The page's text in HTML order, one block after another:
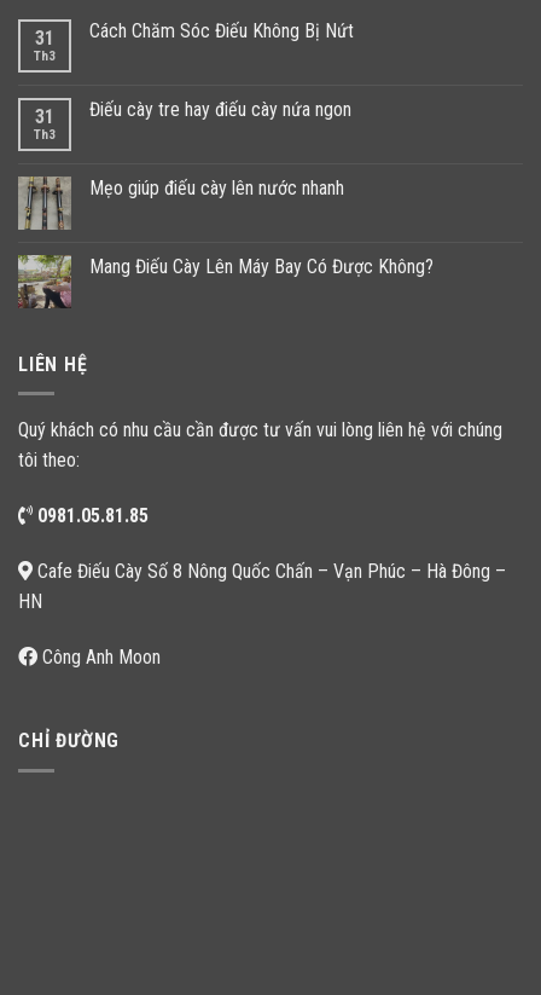
31
Th3
Cách Chăm Sóc Điếu Không Bị Nứt
31
Th3
Điếu cày tre hay điếu cày nứa ngon
Mẹo giúp điếu cày lên nước nhanh
Mang Điếu Cày Lên Máy Bay Có Được Không?
LIÊN HỆ
Quý khách có nhu cầu cần được tư vấn vui lòng liên hệ với chúng
tôi theo:
0981.05.81.85
Cafe Điếu Cày Số 8 Nông Quốc Chấn – Vạn Phúc – Hà Đông –
HN
Công Anh Moon
CHỈ ĐƯỜNG